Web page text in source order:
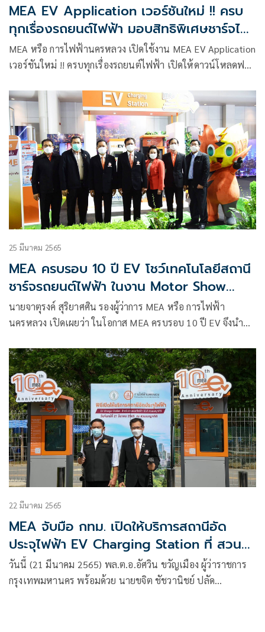
MEA EV Application เวอร์ชันใหม่ !! ครบ
ทุกเรื่องรถยนต์ไฟฟ้า มอบสิทธิพิเศษชาร์จไฟ
ฟรี ถึง 30 มิ.ย. 65
MEA หรือ การไฟฟ้านครหลวง เปิดใช้งาน MEA EV Application
เวอร์ชันใหม่ !! ครบทุกเรื่องรถยนต์ไฟฟ้า เปิดให้ดาวน์โหลดฟรี
25 มีนาคม 2565
MEA ครบรอบ 10 ปี EV โชว์เทคโนโลยีสถานี
ชาร์จรถยนต์ไฟฟ้า ในงาน Motor Show
2022
นายจาตุรงค์ สุริยาศศิน รองผู้ว่าการ MEA หรือ การไฟฟ้า
นครหลวง เปิดเผยว่า ในโอกาส MEA ครบรอบ 10 ปี EV จึงนำ
22 มีนาคม 2565
MEA จับมือ กทม. เปิดให้บริการสถานีอัด
ประจุไฟฟ้า EV Charging Station ที่ สวน
เบญจกิติ
วันนี้ (21 มีนาคม 2565) พล.ต.อ.อัศวิน ขวัญเมือง ผู้ว่าราชการ
กรุงเทพมหานคร พร้อมด้วย นายขจิต ชัชวานิชย์ ปลัด